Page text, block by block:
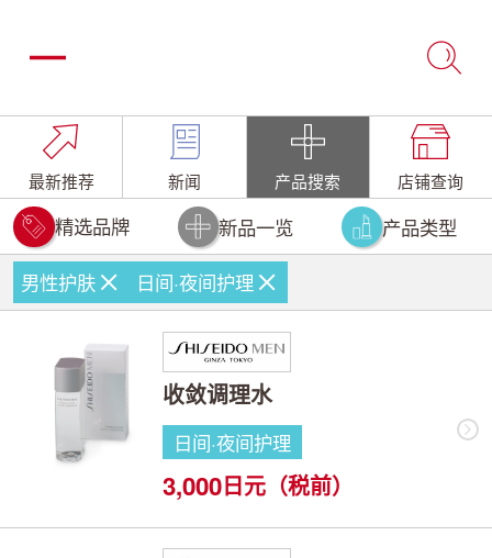
最新推荐 新闻 产品搜索 店铺查询
精选品牌 新品一览 产品类型
男性护肤 日间·夜间护理
收敛调理水
日间·夜间护理
3,000日元（税前）